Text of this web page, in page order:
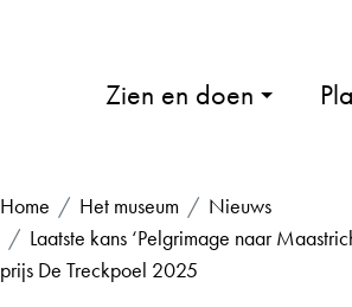
Zien en doen
Home Het museum
Nieuws
Laatste kans ‘Pelgrimage naar
prijs De Treckpoel 2025